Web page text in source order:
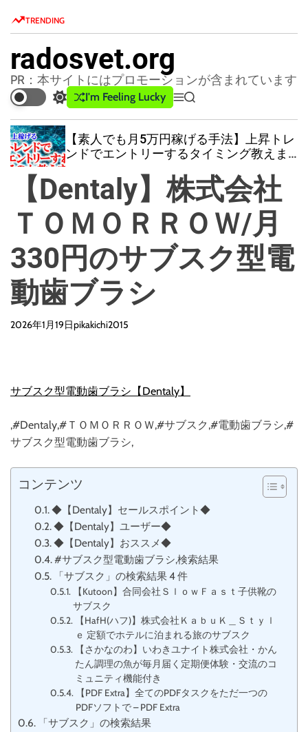
TRENDING
radosvet.org
PR：本サイトにはプロモーションが含まれています
S
w
i
t
c
o
m
o
d
I'm Feeling Lucky
M
e
n
u
S
e
r
c
【素人でも月5万円稼げる手法】上昇トレ
ンドでエントリーするタイミング教えま
【Dentaly】株式会社
ＴＯＭＯＲＲＯＷ/月
330円のサブスク型電
動歯ブラシ
2026年1月19日pikakichi2015
サブスク型電動歯ブラシ【Dentaly】
,#Dentaly,#ＴＯＭＯＲＲＯＷ,#サブスク,#電動歯ブラシ,#
サブスク型電動歯ブラシ,
コンテンツ
◆【Dentaly】セールスポイント◆
◆【Dentaly】ユーザー◆
◆【Dentaly】おススメ◆
#サブスク型電動歯ブラシ,検索結果
「サブスク」の検索結果 4 件
【Kutoon】合同会社ＳｌｏｗＦａｓｔ子供靴の
サブスク
【HafH(ハフ)】株式会社ＫａｂｕＫ＿Ｓｔｙｌ
ｅ 定額でホテルに泊まれる旅のサブスク
【さかなのわ】いわきユナイト株式会社・かん
たん調理の魚が毎月届く定期便体験・交流のコ
ミュニティ機能付き
【PDF Extra】全てのPDFタスクをただ一つの
PDFソフトで – PDF Extra
「サブスク」の検索結果